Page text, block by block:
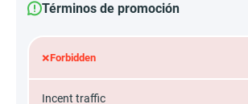
Términos de promoción
×Forbidden
Incent traffic